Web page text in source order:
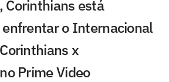
Corinthians está
o Internacional
x
Prime Video